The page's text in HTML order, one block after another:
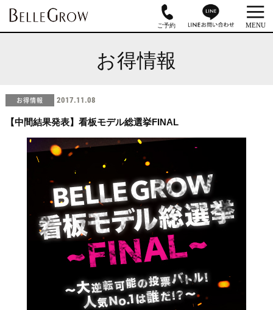
お得情報
お得情報 2017.11.08
【中間結果発表】看板モデル総選挙FINAL